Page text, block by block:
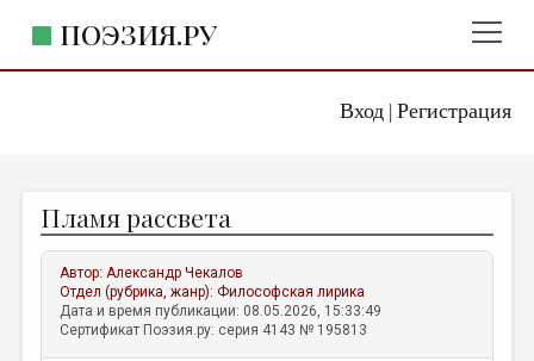
Вход| Регистрация
ПОЭЗИЯ.РУ
ЖАНРЫ
АВТОРЫ
КОММЕНТАРИИ
ЛИТСАЛОН
Пламя рассвета
Автор:Александр Чекалов
Отдел (рубрика, жанр):Философская лирика
Дата и время публикации: 08.05.2026, 15:33:49
Сертификат Поэзия.ру: серия 4143 № 195813